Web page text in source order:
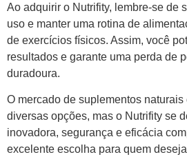
Ao adquirir o Nutrifity, lembre-se de
uso e manter uma rotina de
de exercícios físicos. Assim, você
resultados e garante uma perda de
duradoura.
O mercado de suplementos
diversas opções, mas o Nutrifity se
inovadora, segurança e eficácia
excelente escolha para quem